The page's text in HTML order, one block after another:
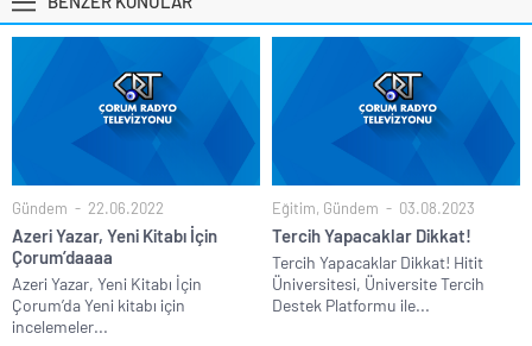
Gündem 22.06.2022
Azeri Yazar, Yeni Kitabı İçin
Çorum’daaaa
Azeri Yazar, Yeni Kitabı İçin
Çorum’da Yeni kitabı için
incelemeler...
Eğitim, Gündem 03.08.2023
Tercih Yapacaklar Dikkat!
Tercih Yapacaklar Dikkat! Hitit
Üniversitesi, Üniversite Tercih
Destek Platformu ile...